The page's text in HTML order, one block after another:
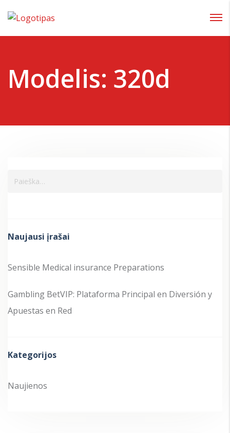
Modelis: 320d
Naujausi įrašai
Sensible Medical insurance Preparations
Gambling BetVIP: Plataforma Principal en Diversión y
Apuestas en Red
Kategorijos
Naujienos